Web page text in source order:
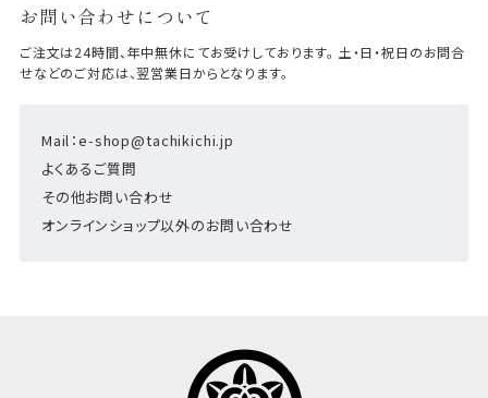
お問い合わせについて
Mail：e-shop@tachikichi.jp
よくあるご質問
その他お問い合わせ
オンラインショップ以外のお問い合わせ
ご注文は24時間、年中無休にてお受けしております。 土・日・祝日のお問合
せなどのご対応は、翌営業日からとなります。